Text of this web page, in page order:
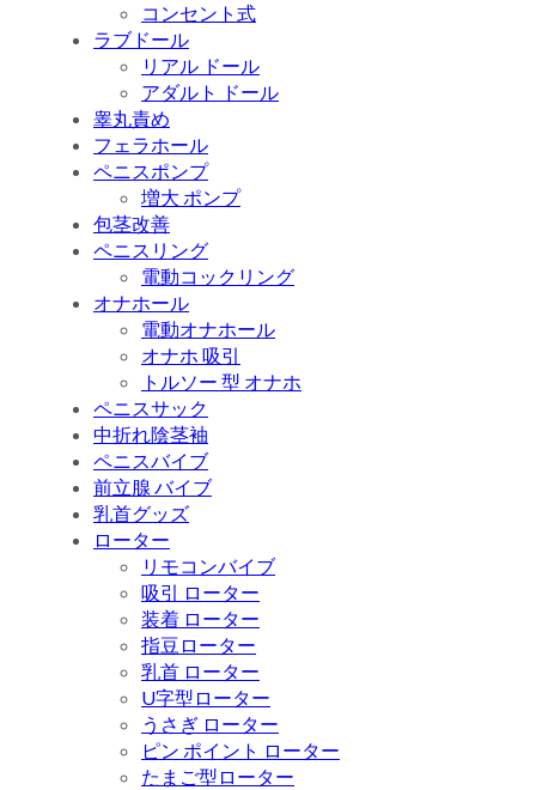
コンセント式
ラブドール
リアル ドール
アダルト ドール
睾丸責め
フェラホール
ペニスポンプ
増大 ポンプ
包茎改善
ペニスリング
電動コックリング
オナホール
電動オナホール
オナホ 吸引
トルソー 型 オナホ
ペニスサック
中折れ陰茎袖
ペニスバイブ
前立腺 バイブ
乳首グッズ
ローター
リモコンバイブ
吸引 ローター
装着 ローター
指豆ローター
乳首 ローター
U字型ローター
うさぎ ローター
ピン ポイント ローター
たまご型ローター